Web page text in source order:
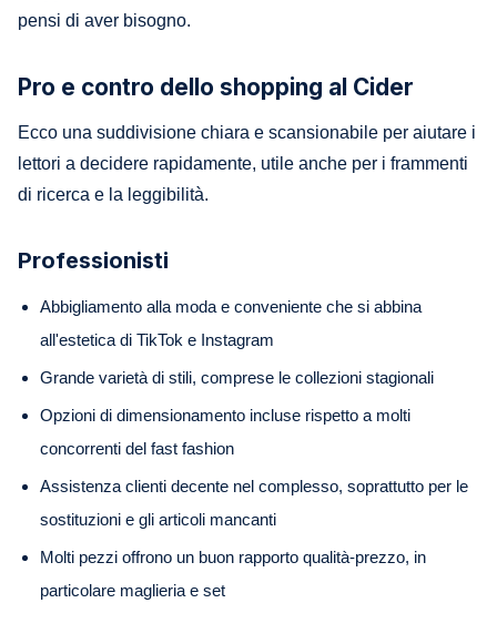
pensi di aver bisogno.
Pro e contro dello shopping al Cider
Ecco una suddivisione chiara e scansionabile per aiutare i
lettori a decidere rapidamente, utile anche per i frammenti
di ricerca e la leggibilità.
Professionisti
Abbigliamento alla moda e conveniente che si abbina
all'estetica di TikTok e Instagram
Grande varietà di stili, comprese le collezioni stagionali
Opzioni di dimensionamento incluse rispetto a molti
concorrenti del fast fashion
Assistenza clienti decente nel complesso, soprattutto per le
sostituzioni e gli articoli mancanti
Molti pezzi offrono un buon rapporto qualità-prezzo, in
particolare maglieria e set